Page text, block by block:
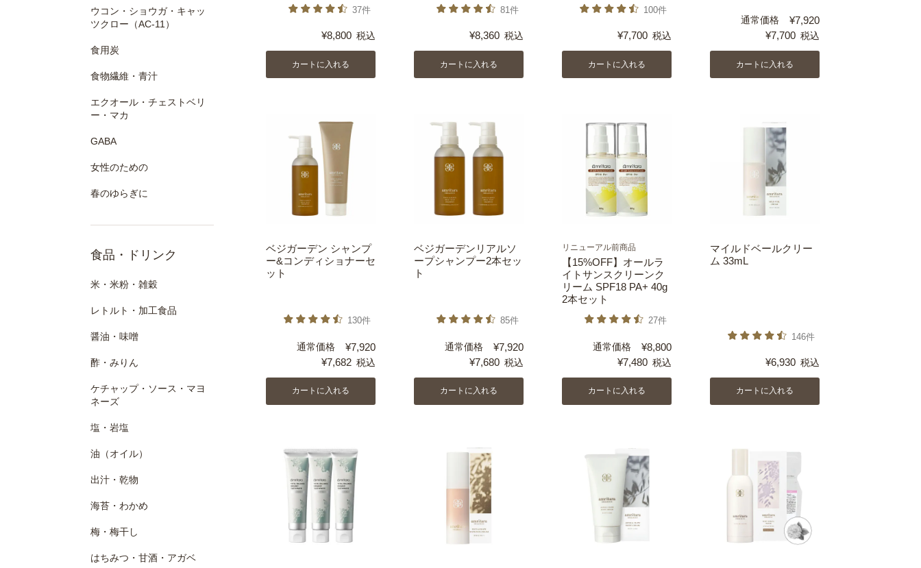
ウコン・ショウガ・キャッ
ツクロー（AC-11）
食用炭
食物繊維・青汁
エクオール・チェストベリ
ー・マカ
GABA
女性のための
春のゆらぎに
食品・ドリンク
米・米粉・雑穀
レトルト・加工食品
醤油・味噌
酢・みりん
ケチャップ・ソース・マヨ
ネーズ
塩・岩塩
油（オイル）
出汁・乾物
海苔・わかめ
梅・梅干し
はちみつ・甘酒・アガベ
37件
¥8,800 税込
カートに入れる
81件
¥8,360 税込
カートに入れる
100件
¥7,700 税込
カートに入れる
通常価格 ¥7,920
¥7,700 税込
カートに入れる
ベジガーデン シャンプ
ー&コンディショナーセ
ット
130件
通常価格 ¥7,920
¥7,682 税込
カートに入れる
ベジガーデンリアルソ
ープシャンプー2本セッ
ト
85件
通常価格 ¥7,920
¥7,680 税込
カートに入れる
リニューアル前商品
【15%OFF】オールラ
イトサンスクリーンク
リーム SPF18 PA+ 40g
2本セット
27件
通常価格 ¥8,800
¥7,480 税込
カートに入れる
マイルドベールクリー
ム 33mL
146件
¥6,930 税込
カートに入れる